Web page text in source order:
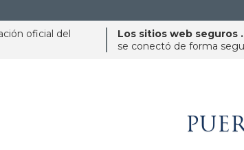
oficial del
Los sitios web seguros
se conectó de forma